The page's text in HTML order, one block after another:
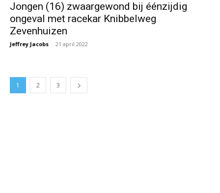
Jongen (16) zwaargewond bij éénzijdig
ongeval met racekar Knibbelweg
Zevenhuizen
Jeffrey Jacobs - 21 april 2022
1 2 3